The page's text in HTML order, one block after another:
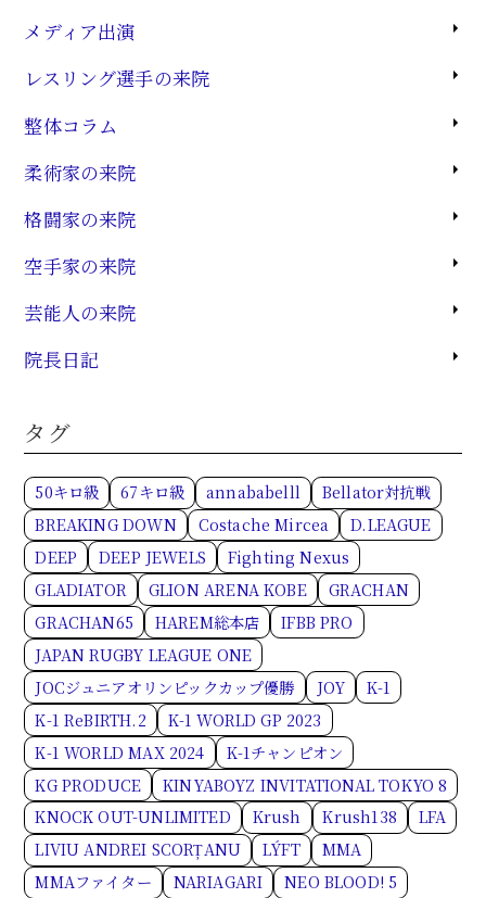
メディア出演
レスリング選手の来院
整体コラム
柔術家の来院
格闘家の来院
空手家の来院
芸能人の来院
院長日記
タグ
50キロ級 67キロ級 annababelll
Bellator対抗戦
BREAKING DOWN
Costache Mircea
D.LEAGUE
DEEP
DEEP JEWELS
Fighting Nexus
GLADIATOR
GLION ARENA KOBE
GRACHAN
GRACHAN65
HAREM総本店
IFBB PRO
JAPAN RUGBY LEAGUE ONE
JOCジュニアオリンピックカップ優勝
JOY
K-1
K-1 ReBIRTH.2
K-1 WORLD GP 2023
K-1 WORLD MAX 2024
K-1チャンピオン
KG PRODUCE
KINYABOYZ INVITATIONAL TOKYO 8
KNOCK OUT-UNLIMITED
Krush Krush138
LFA
LIVIU ANDREI SCORȚANU
LÝFT
MMA
MMAファイター
NARIAGARI NEO BLOOD! 5